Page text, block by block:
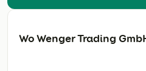
Wo Wenger Trading